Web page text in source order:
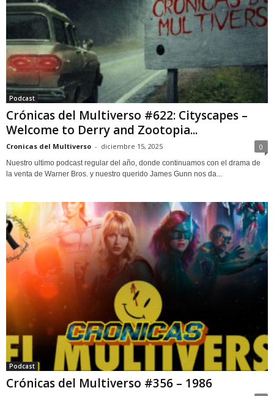
Podcast
Crónicas del Multiverso #622: Cityscapes –
Welcome to Derry and Zootopia...
Cronicas del Multiverso - diciembre 15, 2025 0
Nuestro ultimo podcast regular del año, donde continuamos con el drama de
la venta de Warner Bros. y nuestro querido James Gunn nos da...
Podcast
Crónicas del Multiverso #356 – 1986